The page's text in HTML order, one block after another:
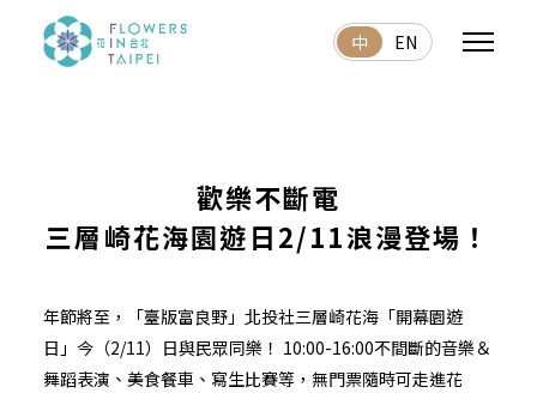
中 EN
歡樂不斷電
三層崎花海園遊日2/11浪漫登場！
年節將至，「臺版富良野」北投社三層崎花海「開幕園遊
日」今（2/11）日與民眾同樂！ 10:00-16:00不間斷的音樂＆
舞蹈表演、美食餐車、寫生比賽等，無門票隨時可走進花